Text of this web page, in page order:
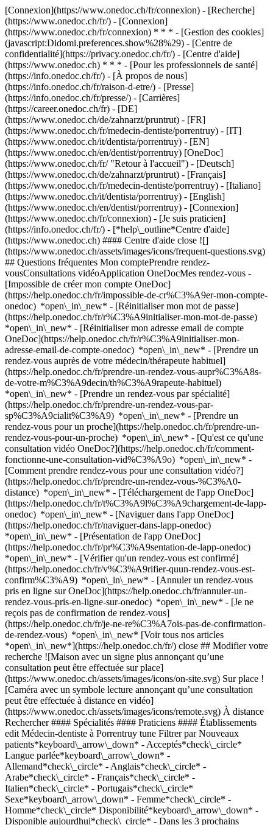
[Connexion](https://www.onedoc.ch/fr/connexion) - [Recherche]
(https://www.onedoc.ch/fr/) - [Connexion]
(https://www.onedoc.ch/fr/connexion) * * * - [Gestion des cookies]
(javascript:Didomi.preferences.show%28%29) - [Centre de
confidentialité](https://privacy.onedoc.ch/fr/) - [Centre d'aide]
(https://www.onedoc.ch) * * * - [Pour les professionnels de santé]
(https://info.onedoc.ch/fr/) - [À propos de nous]
(https://info.onedoc.ch/fr/raison-d-etre/) - [Presse]
(https://info.onedoc.ch/fr/presse/) - [Carrières]
(https://career.onedoc.ch/fr) - [DE]
(https://www.onedoc.ch/de/zahnarzt/pruntrut) - [FR]
(https://www.onedoc.ch/fr/medecin-dentiste/porrentruy) - [IT]
(https://www.onedoc.ch/it/dentista/porrentruy) - [EN]
(https://www.onedoc.ch/en/dentist/porrentruy) [OneDoc]
(https://www.onedoc.ch/fr/ "Retour à l'accueil") - [Deutsch]
(https://www.onedoc.ch/de/zahnarzt/pruntrut) - [Français]
(https://www.onedoc.ch/fr/medecin-dentiste/porrentruy) - [Italiano]
(https://www.onedoc.ch/it/dentista/porrentruy) - [English]
(https://www.onedoc.ch/en/dentist/porrentruy) - [Connexion]
(https://www.onedoc.ch/fr/connexion) - [Je suis praticien]
(https://info.onedoc.ch/fr/) - [*help\_outline*Centre d'aide]
(https://www.onedoc.ch) #### Centre d'aide close ![]
(https://www.onedoc.ch/assets/images/icons/frequent-questions.svg)
## Questions fréquentes Mon comptePrendre rendez-
vousConsultations vidéoApplication OneDocMes rendez-vous -
[Impossible de créer mon compte OneDoc]
(https://help.onedoc.ch/fr/impossible-de-cr%C3%A9er-mon-compte-
onedoc) *open\_in\_new* - [Réinitialiser mon mot de passe]
(https://help.onedoc.ch/fr/r%C3%A9initialiser-mon-mot-de-passe)
*open\_in\_new* - [Réinitialiser mon adresse email de compte
OneDoc](https://help.onedoc.ch/fr/r%C3%A9initialiser-mon-
adresse-email-de-compte-onedoc) *open\_in\_new* - [Prendre un
rendez-vous auprès de votre médecin/thérapeute habituel]
(https://help.onedoc.ch/fr/prendre-un-rendez-vous-aupr%C3%A8s-
de-votre-m%C3%A9decin/th%C3%A9rapeute-habituel)
*open\_in\_new* - [Prendre un rendez-vous par spécialité]
(https://help.onedoc.ch/fr/prendre-un-rendez-vous-par-
sp%C3%A9cialit%C3%A9) *open\_in\_new* - [Prendre un
rendez-vous pour un proche](https://help.onedoc.ch/fr/prendre-un-
rendez-vous-pour-un-proche) *open\_in\_new* - [Qu'est ce qu'une
consultation vidéo OneDoc?](https://help.onedoc.ch/fr/comment-
fonctionne-une-consultation-vid%C3%A9o) *open\_in\_new* -
[Comment prendre rendez-vous pour une consultation vidéo?]
(https://help.onedoc.ch/fr/prendre-un-rendez-vous-%C3%A0-
distance) *open\_in\_new* - [Téléchargement de l'app OneDoc]
(https://help.onedoc.ch/fr/t%C3%A9l%C3%A9chargement-de-lapp-
onedoc) *open\_in\_new* - [Naviguer dans l'app OneDoc]
(https://help.onedoc.ch/fr/naviguer-dans-lapp-onedoc)
*open\_in\_new* - [Présentation de l'app OneDoc]
(https://help.onedoc.ch/fr/pr%C3%A9sentation-de-lapp-onedoc)
*open\_in\_new* - [Vérifier qu'un rendez-vous est confirmé](https://help.onedoc.ch/fr/v%C3%A9rifier-quun-rendez-vous-est-confirm%C3%A9) *open\_in\_new* - [Annuler un rendez-vous pris en ligne sur OneDoc](https://help.onedoc.ch/fr/annuler-un-rendez-vous-pris-en-ligne-sur-onedoc) *open\_in\_new* - [Je ne reçois pas de confirmation de rendez-vous](https://help.onedoc.ch/fr/je-ne-re%C3%A7ois-pas-de-confirmation-de-rendez-vous) *open\_in\_new* [Voir tous nos articles *open\_in\_new*](https://help.onedoc.ch/fr/) close ## Modifier votre recherche ![Maison avec un signe plus annonçant qu’une consultation peut être effectuée sur place](https://www.onedoc.ch/assets/images/icons/on-site.svg) Sur place ![Caméra avec un symbole lecture annonçant qu’une consultation peut être effectuée à distance en vidéo](https://www.onedoc.ch/assets/images/icons/remote.svg) À distance Rechercher #### Spécialités #### Praticiens #### Établissements edit Médecin-dentiste à Porrentruy tune Filtrer par Nouveaux patients*keyboard\_arrow\_down* - Acceptés*check\_circle* Langue parlée*keyboard\_arrow\_down* - Allemand*check\_circle* - Anglais*check\_circle* - Arabe*check\_circle* - Français*check\_circle* - Italien*check\_circle* - Portugais*check\_circle* Sexe*keyboard\_arrow\_down* - Femme*check\_circle* - Homme*check\_circle* Disponibilité*keyboard\_arrow\_down* - Disponible aujourdhui*check\_circle* - Dans les 3 prochains jours*check\_circle* - Dans les 7 prochains jours*check\_circle* - Dans les 14 prochains jours*check\_circle* # Médecin-dentiste à Porrentruy: prenez rendez-vous en ligne aujourd'hui ## 6 résultats à Porrentruy [![Dr. Tiago Sousa, médecin-dentiste à Porrentruy](https://assets.onedoc.ch/images/users/4581dd67314276c3b2d79164502eaae9d887490f3a5cb963fd878a5281df03b1-small.jpg "Dr. Tiago Sousa, médecin-dentiste à Porrentruy")](https://www.onedoc.ch/fr/medecin-dentiste/porrentruy/pc3yy/dr-tiago-sousa) ### [Dr. Tiago Sousa](https://www.onedoc.ch/fr/medecin-dentiste/porrentruy/pc3yy/dr-tiago-sousa) Médecin-dentiste [White Cabinets Dentaires - Porrentruy](https://www.onedoc.ch/fr/cabinet-dentaire/porrentruy/e6kj/white-cabinets-dentaires-porrentruy) Rue de l'Eglise 1 2900 Porrentruy ![Icône patient avec un signe plus annonçant que le professionnel accepte de nouveaux patients](https://www.onedoc.ch/assets/images/icons/new-patients.svg)Accepte les nouveaux patients [Réserver un RDV](https://www.onedoc.ch/fr/medecin-dentiste/porrentruy/pc3yy/dr-tiago-sousa) Expertises:[Dévitalisation](https://www.onedoc.ch/fr/devitalisation/porrentruy), [Carie](https://www.onedoc.ch/fr/carie/porrentruy), [Abcès dentaire](https://www.onedoc.ch/fr/abces-dentaire/porrentruy), [Blanchiment dentaire](https://www.onedoc.ch/fr/blanchiment-dentaire/porrentruy), [Détartrage](https://www.onedoc.ch/fr/detartrage/porrentruy), [Endodontie](https://www.onedoc.ch/fr/endodontie/porrentruy), [Facette dentaire céramique | Veneer](https://www.onedoc.ch/fr/facette-dentaire-ceramique-veneer/porrentruy), [Prophylaxie](https://www.onedoc.ch/fr/prophylaxie/porrentruy), [Prothèse dentaire | Stellite dentaire](https://www.onedoc.ch/fr/prothese-dentaire-stellite-dentaire/porrentruy)Voir plus *chevron\_left* mar. 04 août *chevron\_right* Voir plus de rendez-vous Pas de disponibilités en ligne ces prochains jours Expertises:[Dévitalisation](https://www.onedoc.ch/fr/devitalisation/porrentruy), [Carie](https://www.onedoc.ch/fr/carie/porrentruy), [Abcès dentaire](https://www.onedoc.ch/fr/abces-dentaire/porrentruy), [Blanchiment dentaire](https://www.onedoc.ch/fr/blanchiment-dentaire/porrentruy), [Détartrage](https://www.onedoc.ch/fr/detartrage/porrentruy), [Endodontie](https://www.onedoc.ch/fr/endodontie/porrentruy), [Facette dentaire céramique | Veneer](https://www.onedoc.ch/fr/facette-dentaire-ceramique-veneer/porrentruy), [Prophylaxie](https://www.onedoc.ch/fr/prophylaxie/porrentruy), [Prothèse dentaire | Stellite dentaire](https://www.onedoc.ch/fr/prothese-dentaire-stellite-dentaire/porrentruy)Voir plus [![M. Tiago Cardoso, médecin-dentiste à Porrentruy](https://assets.onedoc.ch/images/users/4663d4e2899c3bc162c9d5c3216ccf99983c39ccebfbc5b790a89628c37ba8a0-small.png "M. Tiago Cardoso, médecin-dentiste à Porrentruy")](https://www.onedoc.ch/fr/medecin-dentiste/porrentruy/pc2rc/tiago-cardoso) ### [M. Tiago Cardoso](https://www.onedoc.ch/fr/medecin-dentiste/porrentruy/pc2rc/tiago-cardoso) Médecin-dentiste [White Cabinets Dentaires - Porrentruy](https://www.onedoc.ch/fr/cabinet-dentaire/porrentruy/e6kj/white-cabinets-dentaires-porrentruy) Rue de l'Eglise 1 2900 Porrentruy ![Icône patient avec un signe plus annonçant que le professionnel accepte de nouveaux patients](https://www.onedoc.ch/assets/images/icons/new-patients.svg)Accepte les nouveaux patients [Réserver un RDV](https://www.onedoc.ch/fr/medecin-dentiste/porrentruy/pc2rc/tiago-cardoso) Expertises:[Couronne dentaire](https://www.onedoc.ch/fr/couronne-dentaire/porrentruy), [Dévitalisation](https://www.onedoc.ch/fr/devitalisation/porrentruy), [Infection dentaire | Rage de dents](https://www.onedoc.ch/fr/infection-dentaire-rage-de-dents/porrentruy), [Urgence dentaire](https://www.onedoc.ch/fr/urgence-dentaire/porrentruy), [Carie](https://www.onedoc.ch/fr/carie/porrentruy)Voir plus *chevron\_left* mar. 04 août *chevron\_right* Voir plus de rendez-vous Pas de disponibilités en ligne ces prochains jours Expertises:[Couronne dentaire](https://www.onedoc.ch/fr/couronne-dentaire/porrentruy), [Dévitalisation](https://www.onedoc.ch/fr/devitalisation/porrentruy), [Infection dentaire | Rage de dents](https://www.onedoc.ch/fr/infection-dentaire-rage-de-dents/porrentruy), [Urgence dentaire](https://www.onedoc.ch/fr/urgence-dentaire/porrentruy), [Carie](https://www.onedoc.ch/fr/carie/porrentruy)Voir plus [![Dr. Hadia Ghazal, médecin-dentiste à Porrentruy](https://assets.onedoc.ch/images/users/729eccc56d6ecdcdf90e2265e4f4acc83d13d5f1a202c9a2f877abe03e04783a-small.png "Dr. Hadia Ghazal, médecin-dentiste à Porrentruy")](https://www.onedoc.ch/fr/medecin-dentiste/porrentruy/pcj19/dr-hadia-ghazal) ### [Dr. Hadia Ghazal](https://www.onedoc.ch/fr/medecin-dentiste/porrentruy/pcj19/dr-hadia-ghazal) Médecin-dentiste [White Cabinets Dentaires - Porrentruy](https://www.onedoc.ch/fr/cabinet-dentaire/porrentruy/e6kj/white-cabinets-dentaires-porrentruy) Rue de l'Eglise 1 2900 Porrentruy ![Icône patient avec un signe plus annonçant que le professionnel accepte de nouveaux patients](https://www.onedoc.ch/assets/images/icons/new-patients.svg)Accepte les nouveaux patients [Réserver un RDV](https://www.onedoc.ch/fr/medecin-dentiste/porrentruy/pcj19/dr-hadia-ghazal) Expertises:[Urgence dentaire](https://www.onedoc.ch/fr/urgence-dentaire/porrentruy), [Carie](https://www.onedoc.ch/fr/carie/porrentruy), [Dévitalisation](https://www.onedoc.ch/fr/devitalisation/porrentruy), [Infection dentaire | Rage de dents](https://www.onedoc.ch/fr/infection-dentaire-rage-de-dents/porrentruy)Voir plus *chevron\_left* mar. 04 août *chevron\_right* Voir plus de rendez-vous Pas de disponibilités en ligne ces prochains jours Expertises:[Urgence dentaire](https://www.onedoc.ch/fr/urgence-dentaire/porrentruy), [Carie](https://www.onedoc.ch/fr/carie/porrentruy), [Dévitalisation](https://www.onedoc.ch/fr/devitalisation/porrentruy), [Infection dentaire | Rage de dents](https://www.onedoc.ch/fr/infection-dentaire-rage-de-dents/porrentruy)Voir plus [![Dr. Miguel Gomes, médecin-dentiste à Porrentruy](https://assets.onedoc.ch/images/users/110b3f3581d55768c31e1810ca71b71924845314a33d00c3a51fe452bf18bf7e-small.png "Dr. Miguel Gomes, médecin-dentiste à Porrentruy")](https://www.onedoc.ch/fr/medecin-dentiste/porrentruy/pcwn5/dr-miguel-gomes) ### [Dr. Miguel Gomes](https://www.onedoc.ch/fr/medecin-dentiste/porrentruy/pcwn5/dr-miguel-gomes) Médecin-dentiste [White Cabinets Dentaires - Porrentruy](https://www.onedoc.ch/fr/cabinet-dentaire/porrentruy/e6kj/white-cabinets-dentaires-porrentruy) Rue de l'Eglise 1 2900 Porrentruy ![Icône patient avec un signe plus annonçant que le professionnel accepte de nouveaux patients](https://www.onedoc.ch/assets/images/icons/new-patients.svg)Accepte les nouveaux patients [Réserver un RDV](https://www.onedoc.ch/fr/medecin-dentiste/porrentruy/pcwn5/dr-miguel-gomes) Expertises:[Urgence dentaire](https://www.onedoc.ch/fr/urgence-dentaire/porrentruy), [Carie](https://www.onedoc.ch/fr/carie/porrentruy), [Dévitalisation](https://www.onedoc.ch/fr/devitalisation/porrentruy), [Détartrage](https://www.onedoc.ch/fr/detartrage/porrentruy), [Infection dentaire | Rage de dents](https://www.onedoc.ch/fr/infection-dentaire-rage-de-dents/porrentruy)Voir plus *chevron\_left* mar. 04 août *chevron\_right* Voir plus de rendez-vous Pas de disponibilités en ligne ces prochains jours Expertises:[Urgence dentaire](https://www.onedoc.ch/fr/urgence-dentaire/porrentruy), [Carie](https://www.onedoc.ch/fr/carie/porrentruy), [Dévitalisation](https://www.onedoc.ch/fr/devitalisation/porrentruy), [Détartrage](https://www.onedoc.ch/fr/detartrage/porrentruy), [Infection dentaire | Rage de dents](https://www.onedoc.ch/fr/infection-dentaire-rage-de-dents/porrentruy)Voir plus [![Dr. Nils Karlsson, médecin-dentiste à Porrentruy](https://assets.onedoc.ch/images/users/6db510f42b5d4313f7837cac6d4919e04f3e0708e93498d654953ce163f131dc-small.png "Dr. Nils Karlsson, médecin-dentiste à Porrentruy")](https://www.onedoc.ch/fr/medecin-dentiste/porrentruy/pcz3z/dr-nils-karlsson) ### [Dr. Nils Karlsson](https://www.onedoc.ch/fr/medecin-dentiste/porrentruy/pcz3z/dr-nils-karlsson) Médecin-dentiste [White Cabinets Dentaires - Porrentruy](https://www.onedoc.ch/fr/cabinet-dentaire/porrentruy/e6kj/white-cabinets-dentaires-porrentruy) Rue de l'Eglise 1 2900 Porrentruy ![Icône patient avec un signe plus annonçant que le professionnel accepte de nouveaux patients](https://www.onedoc.ch/assets/images/icons/new-patients.svg)Accepte les nouvea